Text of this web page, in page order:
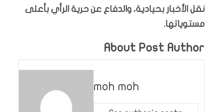
نقل الأخبار بحيادية، والدفاع عن حرية الرأي بأعلى
مستوياتها.
About Post Author
moh moh